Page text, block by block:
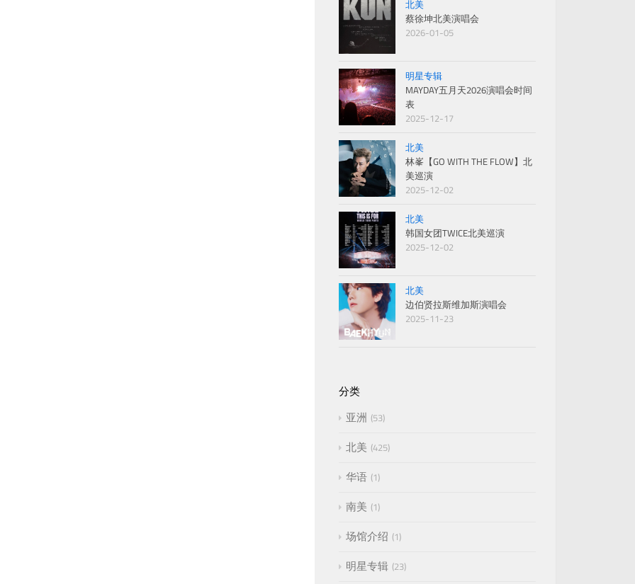
北美
蔡徐坤北美演唱会
2026-01-05
明星专辑
MAYDAY五月天2026演唱会时间
表
2025-12-17
北美
林峯【GO WITH THE FLOW】北
美巡演
2025-12-02
北美
韩国女团TWICE北美巡演
2025-12-02
北美
边伯贤拉斯维加斯演唱会
2025-11-23
分类
亚洲 53
北美 425
华语 1
南美 1
场馆介绍 1
明星专辑 23